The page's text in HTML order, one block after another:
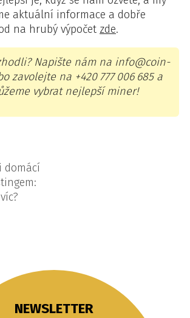
aktuální informace a dobře
na hrubý výpočet zde.
Napište nám na info@coin-
zavolejte na +420 777 006 685 a
vybrat nejlepší miner!
NEWSLETTER